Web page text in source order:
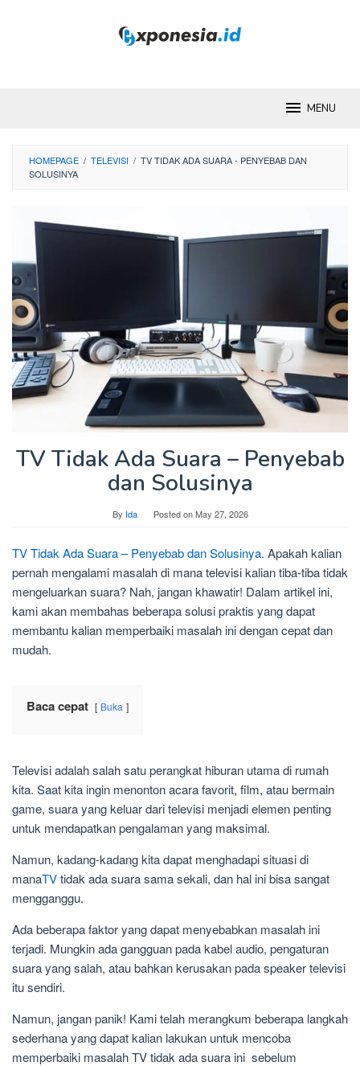
MENU
HOMEPAGE / TELEVISI / TV TIDAK ADA SUARA - PENYEBAB DAN
SOLUSINYA
TV Tidak Ada Suara – Penyebab
dan Solusinya
By Ida Posted onMay 27, 2026
TV Tidak Ada Suara – Penyebab dan Solusinya. Apakah kalian
pernah mengalami masalah di mana televisi kalian tiba-tiba tidak
mengeluarkan suara? Nah, jangan khawatir! Dalam artikel ini,
kami akan membahas beberapa solusi praktis yang dapat
membantu kalian memperbaiki masalah ini dengan cepat dan
mudah.
Baca cepat Buka
Televisi adalah salah satu perangkat hiburan utama di rumah
kita. Saat kita ingin menonton acara favorit, film, atau bermain
game, suara yang keluar dari televisi menjadi elemen penting
untuk mendapatkan pengalaman yang maksimal.
Namun, kadang-kadang kita dapat menghadapi situasi di
manaTVtidak ada suara sama sekali, dan hal ini bisa sangat
mengganggu.
Ada beberapa faktor yang dapat menyebabkan masalah ini
terjadi. Mungkin ada gangguan pada kabel audio, pengaturan
suara yang salah, atau bahkan kerusakan pada speaker televisi
itu sendiri.
Namun, jangan panik! Kami telah merangkum beberapa langkah
sederhana yang dapat kalian lakukan untuk mencoba
memperbaiki masalah TV tidak ada suara ini sebelum